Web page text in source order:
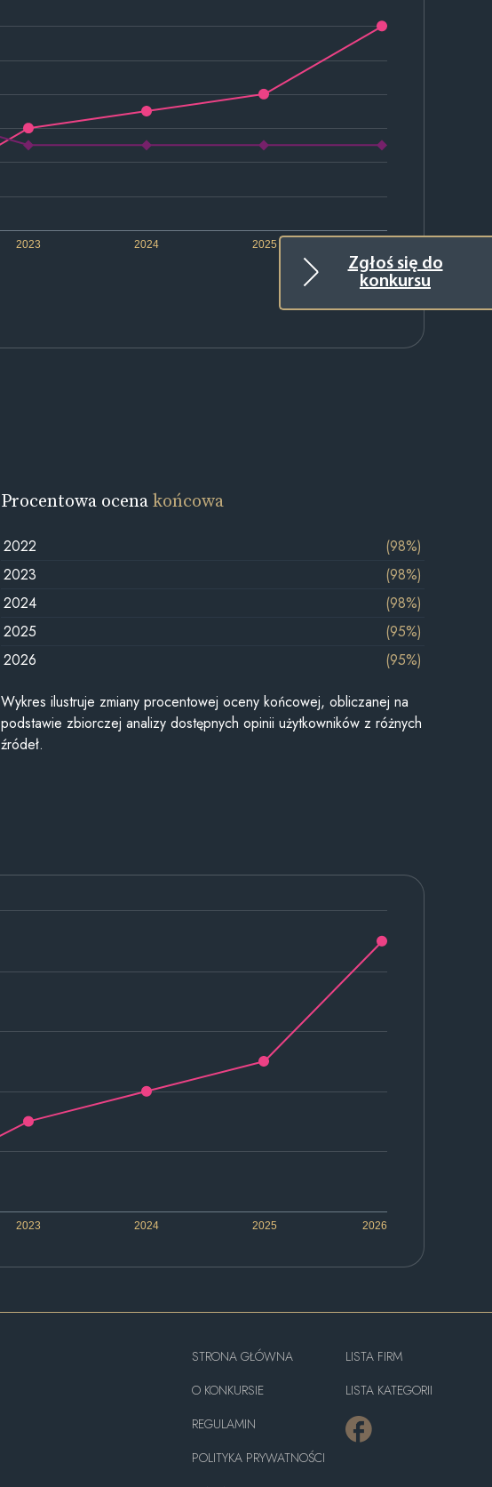
Zgłoś się do
konkursu
2023 2024 2025
Procentowa ocenakońcowa
2022
(98%)
2023
(98%)
2024
(98%)
2025
(95%)
2026
(95%)
Wykres ilustruje zmiany procentowej oceny końcowej, obliczanej na
podstawie zbiorczej analizy dostępnych opinii użytkowników z różnych
źródeł.
2023 2024 2025 2026
STRONA GŁÓWNA
O KONKURSIE
REGULAMIN
POLITYKA PRYWATNOŚCI
LISTA FIRM
LISTA KATEGORII